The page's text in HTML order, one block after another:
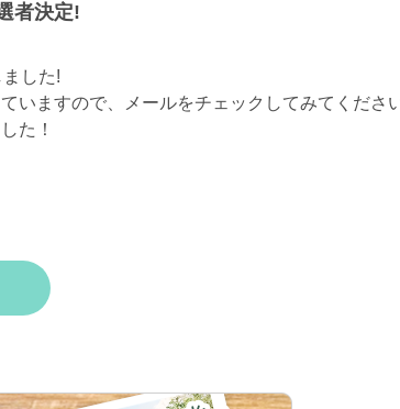
者決定!
した!
いますので、メールをチェックしてみてくださ
た！